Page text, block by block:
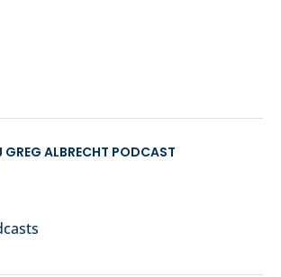
GREG ALBRECHT PODCAST